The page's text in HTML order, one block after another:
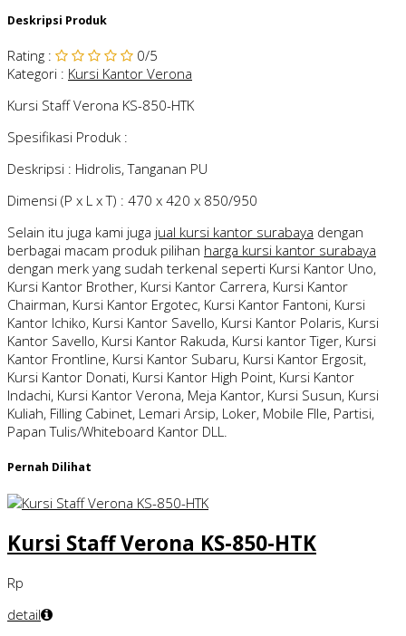
Deskripsi Produk
Rating : 0/5
Kategori : Kursi Kantor Verona
Kursi Staff Verona KS-850-HTK
Spesifikasi Produk :
Deskripsi : Hidrolis, Tanganan PU
Dimensi (P x L x T) : 470 x 420 x 850/950
Selain itu juga kami juga jual kursi kantor surabaya dengan
berbagai macam produk pilihan harga kursi kantor surabaya
dengan merk yang sudah terkenal seperti Kursi Kantor Uno,
Kursi Kantor Brother, Kursi Kantor Carrera, Kursi Kantor
Chairman, Kursi Kantor Ergotec, Kursi Kantor Fantoni, Kursi
Kantor Ichiko, Kursi Kantor Savello, Kursi Kantor Polaris, Kursi
Kantor Savello, Kursi Kantor Rakuda, Kursi kantor Tiger, Kursi
Kantor Frontline, Kursi Kantor Subaru, Kursi Kantor Ergosit,
Kursi Kantor Donati, Kursi Kantor High Point, Kursi Kantor
Indachi, Kursi Kantor Verona, Meja Kantor, Kursi Susun, Kursi
Kuliah, Filling Cabinet, Lemari Arsip, Loker, Mobile FIle, Partisi,
Papan Tulis/Whiteboard Kantor DLL.
Pernah Dilihat
Kursi Staff Verona KS-850-HTK
Rp
detail